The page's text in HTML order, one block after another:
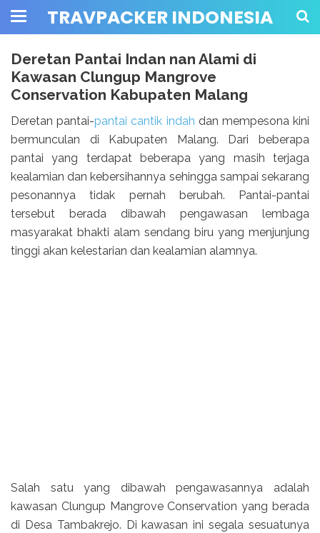
TRAVPACKER INDONESIA
Deretan Pantai Indan nan Alami di
Kawasan Clungup Mangrove
Conservation Kabupaten Malang
Deretan pantai-pantai cantik indah dan mempesona kini
bermunculan di Kabupaten Malang. Dari beberapa
pantai yang terdapat beberapa yang masih terjaga
kealamian dan kebersihannya sehingga sampai sekarang
pesonannya tidak pernah berubah. Pantai-pantai
tersebut berada dibawah pengawasan lembaga
masyarakat bhakti alam sendang biru yang menjunjung
tinggi akan kelestarian dan kealamian alamnya.
Salah satu yang dibawah pengawasannya adalah
kawasan Clungup Mangrove Conservation yang berada
di Desa Tambakrejo. Di kawasan ini segala sesuatunya